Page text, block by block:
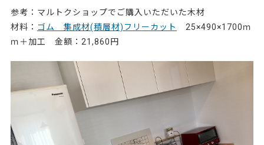
参考：マルトクショップでご購入いただいた木材
材料： ゴム 集成材(積層材)フリーカット
25×490×1700ｍ
ｍ＋加工 金額：21,860円